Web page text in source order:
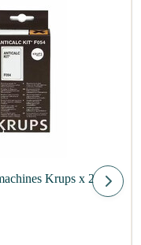
Krups x 2